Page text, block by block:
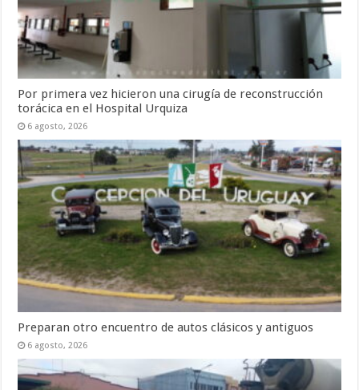
Por primera vez hicieron una cirugía de reconstrucción
torácica en el Hospital Urquiza
6 agosto, 2026
Preparan otro encuentro de autos clásicos y antiguos
6 agosto, 2026